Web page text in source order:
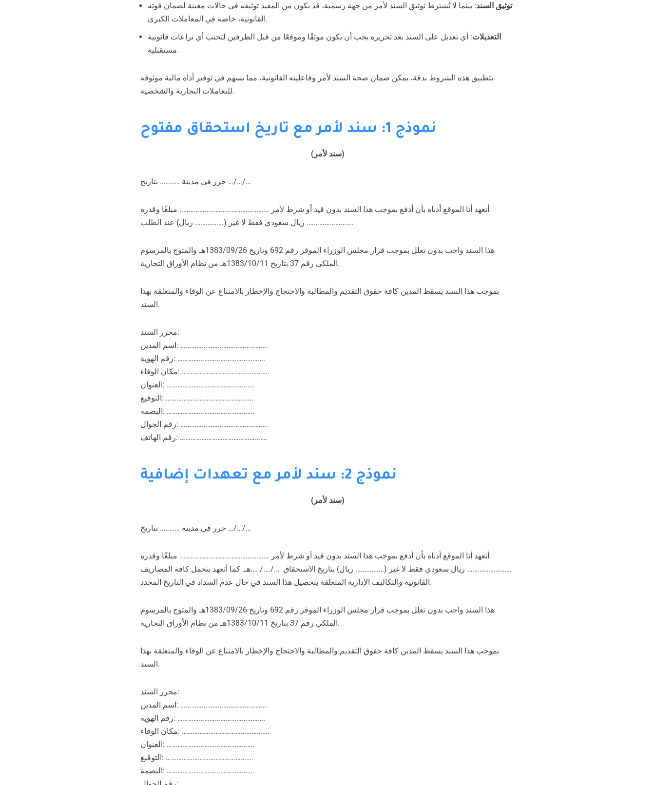
توثيق السند: بينما لا يُشترط توثيق السند لأمر من جهة رسمية، قد يكون من المفيد توثيقه في حالات معينة لضمان قوته
القانونية، خاصة في المعاملات الكبرى.
التعديلات: أي تعديل على السند بعد تحريره يجب أن يكون موثقًا وموقعًا من قبل الطرفين لتجنب أي نزاعات قانونية
مستقبلية.
بتطبيق هذه الشروط بدقة، يمكن ضمان صحة السند لأمر وفاعليته القانونية، مما يسهم في توفير أداة مالية موثوقة
للتعاملات التجارية والشخصية.
نموذج 1: سند لأمر مع تاريخ استحقاق مفتوح
(سند لأمر)
حرر في مدينة ……….. بتاريخ …/…/…
أتعهد أنا الموقع أدناه بأن أدفع بموجب هذا السند بدون قيد أو شرط لأمر ………………………………………….. مبلغًا وقدره
……………………. ريال سعودي فقط لا غير (……………. ريال) عند الطلب.
هذا السند واجب بدون تعلل بموجب قرار مجلس الوزراء الموقر رقم 692 وتاريخ 1383/09/26هـ والمتوج بالمرسوم
الملكي رقم 37 بتاريخ 1383/10/11هـ من نظام الأوراق التجارية.
بموجب هذا السند يسقط المدين كافة حقوق التقديم والمطالبة والاحتجاج والإخطار بالامتناع عن الوفاء والمتعلقة بهذا
السند.
محرر السند:
اسم المدين: ………………………………………….
رقم الهوية: ………………………………………….
مكان الوفاء: ………………………………………….
العنوان: ………………………………………….
التوقيع: ………………………………………….
البصمة: ………………………………………….
رقم الجوال: ………………………………………….
رقم الهاتف: ………………………………………….
نموذج 2: سند لأمر مع تعهدات إضافية
(سند لأمر)
حرر في مدينة ……….. بتاريخ …/…/…
أتعهد أنا الموقع أدناه بأن أدفع بموجب هذا السند بدون قيد أو شرط لأمر ………………………………………….. مبلغًا وقدره
……………………. ريال سعودي فقط لا غير (……………. ريال) بتاريخ الاستحقاق …./…./ ….هـ. كما أتعهد بتحمل كافة المصاريف
القانونية والتكاليف الإدارية المتعلقة بتحصيل هذا السند في حال عدم السداد في التاريخ المحدد.
هذا السند واجب بدون تعلل بموجب قرار مجلس الوزراء الموقر رقم 692 وتاريخ 1383/09/26هـ والمتوج بالمرسوم
الملكي رقم 37 بتاريخ 1383/10/11هـ من نظام الأوراق التجارية.
بموجب هذا السند يسقط المدين كافة حقوق التقديم والمطالبة والاحتجاج والإخطار بالامتناع عن الوفاء والمتعلقة بهذا
السند.
محرر السند:
اسم المدين: ………………………………………….
رقم الهوية: ………………………………………….
مكان الوفاء: ………………………………………….
العنوان: ………………………………………….
التوقيع: ………………………………………….
البصمة: ………………………………………….